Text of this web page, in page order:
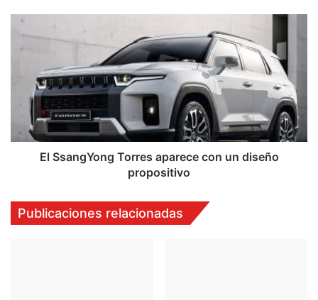
Mans
SsangYong
Torres
con
diseño
propositivo
El SsangYong Torres aparece con un diseño
propositivo
Publicaciones relacionadas